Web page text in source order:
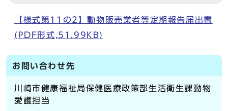
【様式第11の2】動物販売業者等定期報告届出書
(PDF形式,51.99KB)
お問い合わせ先
川崎市健康福祉局保健医療政策部生活衛生課動物
愛護担当